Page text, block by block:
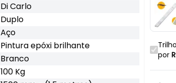
Di Carlo
Duplo
Aço
Pintura epóxi brilhante
Branco
100 Kg
por